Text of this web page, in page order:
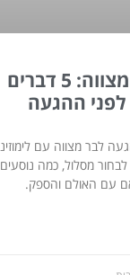
לימוזינה לבר מצווה: 5 דברים
ההגעה
לבר מצווה עם
מסלול, כמה נוסעים
עם האולם והספק.